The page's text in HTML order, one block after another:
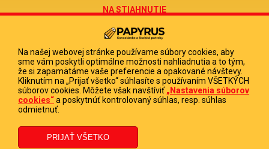
NA STIAHNUTIE
Reklamačný formulár
Odstúpenie od zmluvy
Poučenie o odstúpení od zmluvy
FIRMA
PAPYRUS POPRAD, s.r.o.
DIČ 2020513880
Na našej webovej stránke používame súbory cookies, aby
sme vám poskytli optimálne možnosti nahliadnutia a to tým,
že si zapamätáme vaše preferencie a opakované návštevy.
Kliknutím na „Prijať všetko“ súhlasíte s používaním VŠETKÝCH
súborov cookies. Môžete však navštíviť „Nastavenia súborov
cookies“a poskytnúť kontrolovaný súhlas, resp. súhlas
odmietnuť.